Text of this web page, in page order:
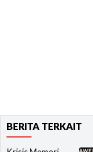
BERITA TERKAIT